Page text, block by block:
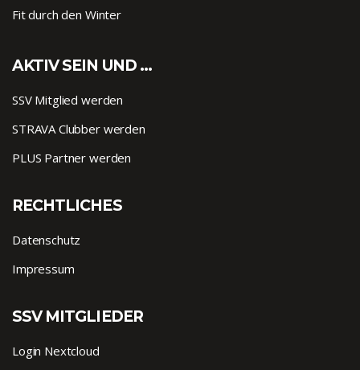
Fit durch den Winter
AKTIV SEIN UND …
SSV Mitglied werden
STRAVA Clubber werden
PLUS Partner werden
RECHTLICHES
Datenschutz
Impressum
SSV MITGLIEDER
Login Nextcloud